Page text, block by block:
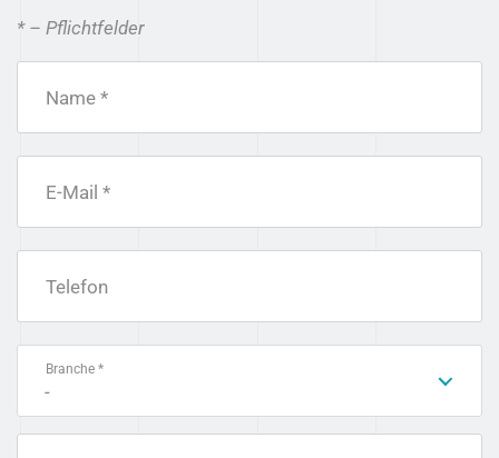
* – Pflichtfelder
Name *
E-Mail *
Telefon
Branche *
-